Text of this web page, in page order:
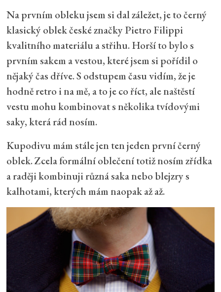
Na prvním obleku jsem si dal záležet, je to černý
klasický oblek české značky Pietro Filippi
kvalitního materiálu a střihu. Horší to bylo s
prvním sakem a vestou, které jsem si pořídil o
nějaký čas dříve. S odstupem času vidím, že je
hodně retro i na mě, a to je co říct, ale naštěstí
vestu mohu kombinovat s několika tvídovými
saky, která rád nosím.
Kupodivu mám stále jen ten jeden první černý
oblek. Zcela formální oblečení totiž nosím zřídka
a raději kombinuji různá saka nebo blejzry s
kalhotami, kterých mám naopak až až.